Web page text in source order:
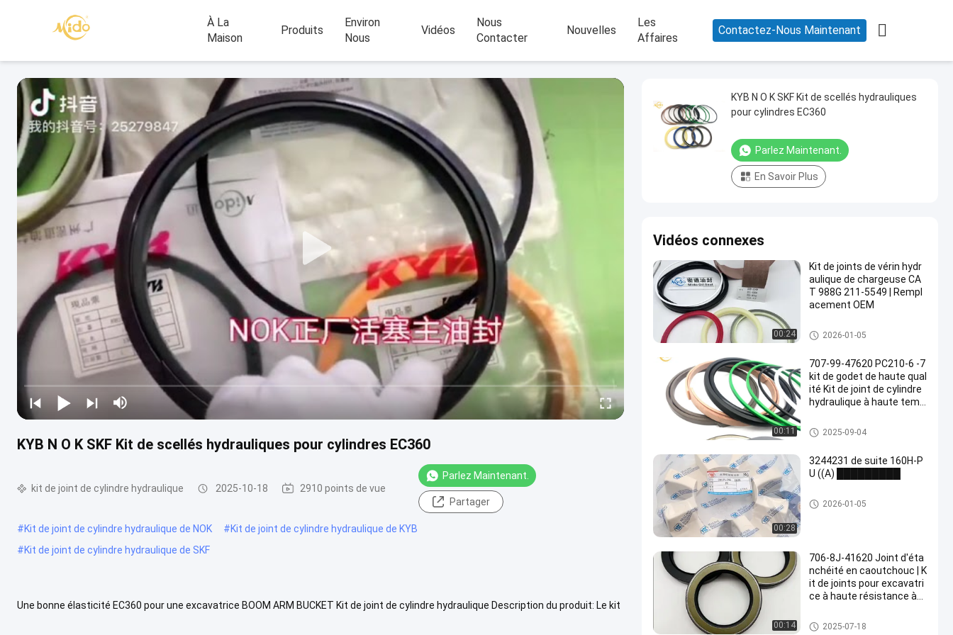
À La
Maison
Produits
Environ
Nous
Vidéos
Nous
Contacter
Nouvelles
Les
Affaires
Contactez-Nous Maintenant 
KYB N O K SKF Kit de scellés hydrauliques pour cylindres EC360
kit de joint de cylindre hydraulique 2025-10-18 2910 points de vue
Parlez Maintenant.
Partager
#Kit de joint de cylindre hydraulique de NOK #Kit de joint de cylindre hydraulique de KYB
#Kit de joint de cylindre hydraulique de SKF
Une bonne élasticité EC360 pour une excavatrice BOOM ARM BUCKET Kit de joint de cylindre hydraulique Description du produit: Le kit
KYB N O K SKF Kit de scellés hydrauliques
pour cylindres EC360
Parlez Maintenant.
En Savoir Plus
Vidéos connexes
00:24
Kit de joints de vérin hydr
aulique de chargeuse CA
T 988G 211-5549 | Rempl
acement OEM
kit de joint de cylindre hydrauli
que
2026-01-05
00:11
707-99-47620 PC210-6 -7
kit de godet de haute qual
ité Kit de joint de cylindre
hydraulique à haute temp
kit de joint de cylindre hydrauli
que
2025-09-04
00:28
3244231 de suite 160H-P
U ((A) █████████
Accouplement en caoutchouc
de Centaflex
2026-01-05
00:14
706-8J-41620 Joint d'éta
nchéité en caoutchouc | K
it de joints pour excavatri
ce à haute résistance à
Joint en caoutchouc
2025-07-18